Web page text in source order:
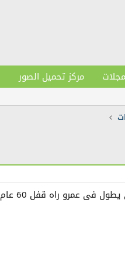
مركز تحميل الصور
60 عام ههههههه يا خى مشى بزاااااااااف